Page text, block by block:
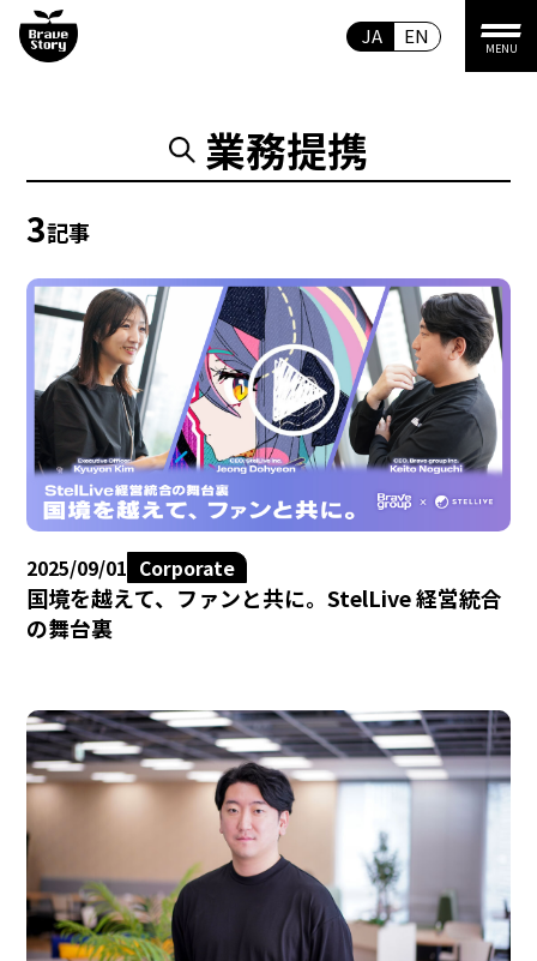
EN
JA
MENU
業務提携
3記事
2025/09/01 Corporate
国境を越えて、ファンと共に。StelLive 経営統合
の舞台裏